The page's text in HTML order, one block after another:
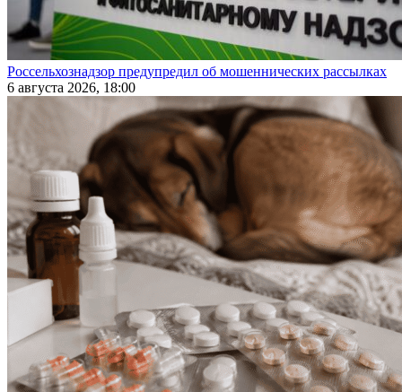
Россельхознадзор предупредил об мошеннических рассылках
6 августа 2026, 18:00